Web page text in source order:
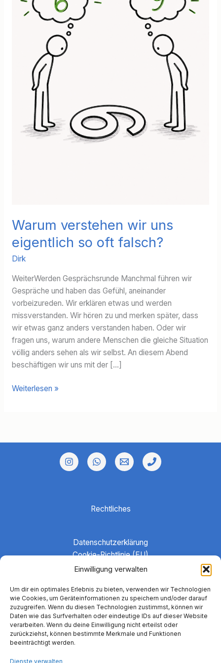
Einwilligung verwalten
Um dir ein optimales Erlebnis zu bieten, verwenden wir Technologien
wie Cookies, um Geräteinformationen zu speichern und/oder darauf
zuzugreifen. Wenn du diesen Technologien zustimmst, können wir
Daten wie das Surfverhalten oder eindeutige IDs auf dieser Website
verarbeiten. Wenn du deine Einwilligung nicht erteilst oder
zurückziehst, können bestimmte Merkmale und Funktionen
beeinträchtigt werden.
Dienste verwalten
Warum verstehen wir uns
eigentlich so oft falsch?
Dirk
WeiterWerden Gesprächsrunde Manchmal führen wir
Gespräche und haben das Gefühl, aneinander
vorbeizureden. Wir erklären etwas und werden
missverstanden. Wir hören zu und merken später, dass
wir etwas ganz anders verstanden haben. Oder wir
fragen uns, warum andere Menschen die gleiche Situation
völlig anders sehen als wir selbst. An diesem Abend
beschäftigen wir uns mit der […]
Warum
Weiterlesen »
Rechtliches
Datenschutzerklärung
Cookie-Richtlinie (EU)
Haftungsausschluss
Impressum
Kontakt